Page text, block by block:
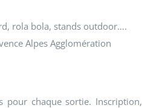
rola bola, stands outdoor….
Alpes Agglomération
pour chaque sortie. Inscription,